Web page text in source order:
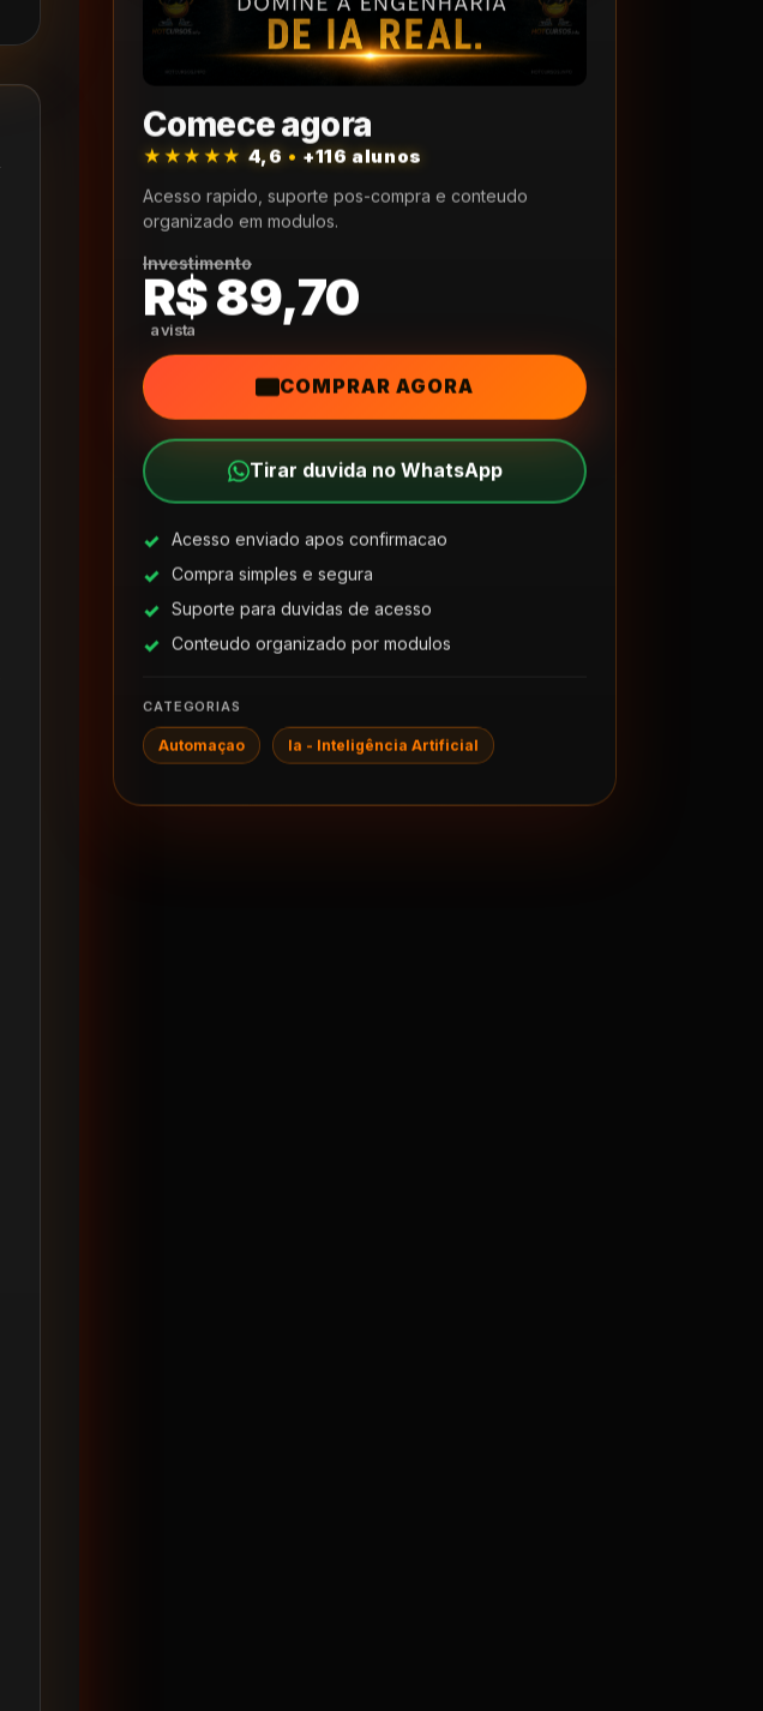
Comece agora
★★★★★ 4,6 • +116 alunos
Acesso rapido, suporte pos-compra e conteudo
organizado em modulos.
Investimento
R$ 89,70
COMPRAR AGORA
Tirar duvida no WhatsApp
Acesso enviado apos confirmacao
Compra simples e segura
Suporte para duvidas de acesso
Conteudo organizado por modulos
CATEGORIAS
Automaçao Ia - Inteligência Artificial